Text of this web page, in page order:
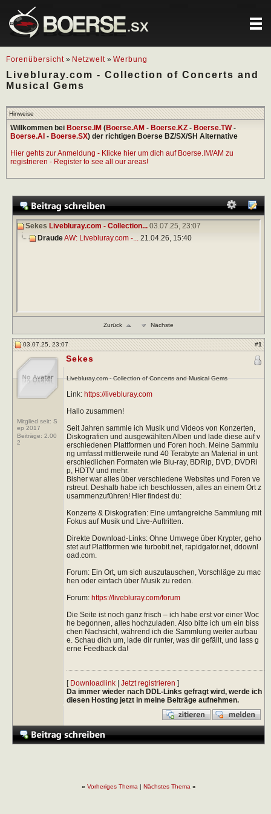
.SX
Forenübersicht » Netzwelt » Werbung
Livebluray.com - Collection of Concerts and
Musical Gems
Hinweise
Willkommen bei Boerse.IM (Boerse.AM - Boerse.KZ - Boerse.TW-
Boerse.AI - Boerse.SX) der richtigen Boerse BZ/SX/SH Alternative
Hier gehts zur Anmeldung - Klicke hier um dich auf Boerse.IM/AM zu
registrieren - Register to see all our areas!
Sekes Livebluray.com - Collection... 03.07.25, 23:07
DraudeAW: Livebluray.com -... 21.04.26, 15:40
Zurück Nächste
03.07.25, 23:07 #1
Mitglied seit: S
ep 2017
Beiträge: 2.00
2
Sekes
Livebluray.com - Collection of Concerts and Musical Gems
Link: https://livebluray.com
Hallo zusammen!
Seit Jahren sammle ich Musik und Videos von Konzerten,
Diskografien und ausgewählten Alben und lade diese auf v
erschiedenen Plattformen und Foren hoch. Meine Sammlu
ng umfasst mittlerweile rund 40 Terabyte an Material in unt
erschiedlichen Formaten wie Blu-ray, BDRip, DVD, DVDRi
p, HDTV und mehr.
Bisher war alles über verschiedene Websites und Foren ve
rstreut. Deshalb habe ich beschlossen, alles an einem Ort z
usammenzuführen! Hier findest du:
Konzerte & Diskografien: Eine umfangreiche Sammlung mit
Fokus auf Musik und Live-Auftritten.
Direkte Download-Links: Ohne Umwege über Krypter, geho
stet auf Plattformen wie turbobit.net, rapidgator.net, ddownl
oad.com.
Forum: Ein Ort, um sich auszutauschen, Vorschläge zu mac
hen oder einfach über Musik zu reden.
Forum: https://livebluray.com/forum
Die Seite ist noch ganz frisch – ich habe erst vor einer Woc
he begonnen, alles hochzuladen. Also bitte ich um ein biss
chen Nachsicht, während ich die Sammlung weiter aufbau
e. Schau dich um, lade dir runter, was dir gefällt, und lass g
erne Feedback da!
[ Downloadlink| Jetzt registrieren ]
Da immer wieder nach DDL-Links gefragt wird, werde ich
diesen Hosting jetzt in meine Beiträge aufnehmen.
« Vorheriges Thema | Nächstes Thema »